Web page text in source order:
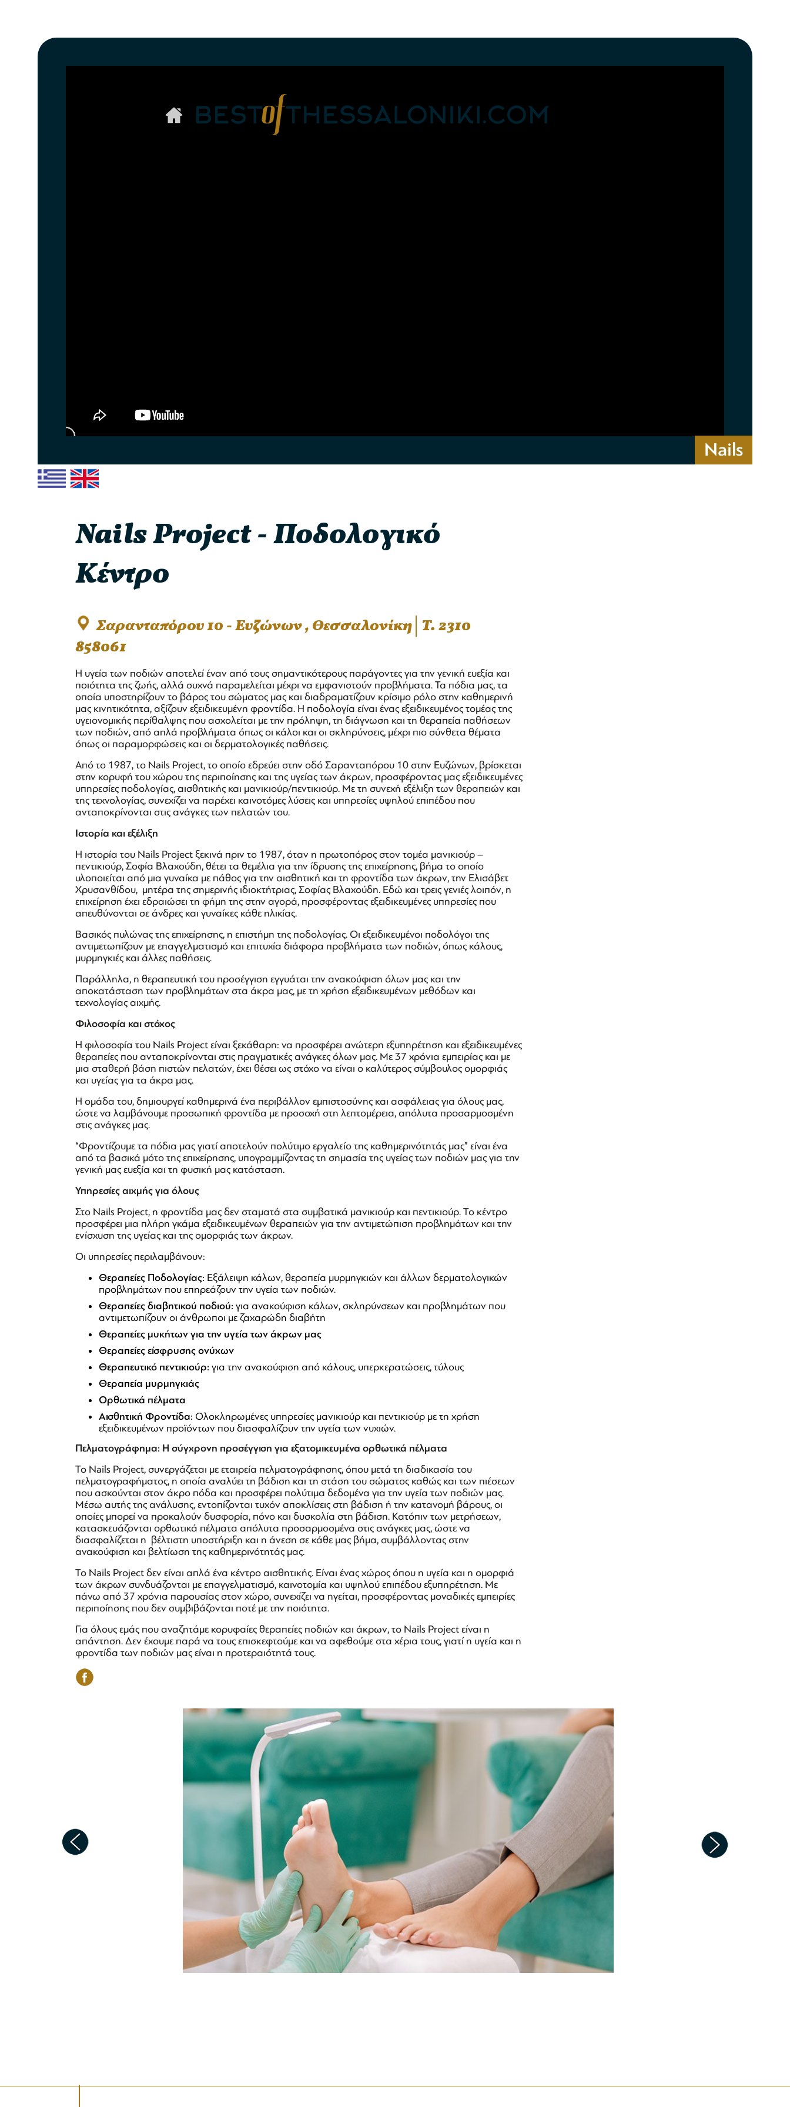
Nails
Nails Project - Ποδολογικό
Κέντρο
Σαρανταπόρου 10 - Ευζώνων , Θεσσαλονίκη T. 2310
858061
Η υγεία των ποδιών αποτελεί έναν από τους σημαντικότερους παράγοντες για την γενική ευεξία και
ποιότητα της ζωής, αλλά συχνά παραμελείται μέχρι να εμφανιστούν προβλήματα. Τα πόδια μας, τα
οποία υποστηρίζουν το βάρος του σώματος μας και διαδραματίζουν κρίσιμο ρόλο στην καθημερινή
μας κινητικότητα, αξίζουν εξειδικευμένη φροντίδα. Η ποδολογία είναι ένας εξειδικευμένος τομέας της
υγειονομικής περίθαλψης που ασχολείται με την πρόληψη, τη διάγνωση και τη θεραπεία παθήσεων
των ποδιών, από απλά προβλήματα όπως οι κάλοι και οι σκληρύνσεις, μέχρι πιο σύνθετα θέματα
όπως οι παραμορφώσεις και οι δερματολογικές παθήσεις.
Από το 1987, το Nails Project, το οποίο εδρεύει στην οδό Σαρανταπόρου 10 στην Ευζώνων, βρίσκεται
στην κορυφή του χώρου της περιποίησης και της υγείας των άκρων, προσφέροντας μας εξειδικευμένες
υπηρεσίες ποδολογίας, αισθητικής και μανικιούρ/πεντικιούρ. Με τη συνεχή εξέλιξη των θεραπειών και
της τεχνολογίας, συνεχίζει να παρέχει καινοτόμες λύσεις και υπηρεσίες υψηλού επιπέδου που
ανταποκρίνονται στις ανάγκες των πελατών του.
Ιστορία και εξέλιξη
Η ιστορία του Nails Project ξεκινά πριν το 1987, όταν η πρωτοπόρος στον τομέα μανικιούρ –
πεντικιούρ, Σοφία Βλαχούδη, θέτει τα θεμέλια για την ίδρυσης της επιχείρησης, βήμα το οποίο
υλοποιείται από μια γυναίκα με πάθος για την αισθητική και τη φροντίδα των άκρων, την Ελισάβετ
Χρυσανθίδου, μητέρα της σημερινής ιδιοκτήτριας, Σοφίας Βλαχούδη. Εδώ και τρεις γενιές λοιπόν, η
επιχείρηση έχει εδραιώσει τη φήμη της στην αγορά, προσφέροντας εξειδικευμένες υπηρεσίες που
απευθύνονται σε άνδρες και γυναίκες κάθε ηλικίας.
Βασικός πυλώνας της επιχείρησης, η επιστήμη της ποδολογίας. Οι εξειδικευμένοι ποδολόγοι της
αντιμετωπίζουν με επαγγελματισμό και επιτυχία διάφορα προβλήματα των ποδιών, όπως κάλους,
μυρμηγκιές και άλλες παθήσεις.
Παράλληλα, η θεραπευτική του προσέγγιση εγγυάται την ανακούφιση όλων μας και την
αποκατάσταση των προβλημάτων στα άκρα μας, με τη χρήση εξειδικευμένων μεθόδων και
τεχνολογίας αιχμής.
Φιλοσοφία και στόχος
Η φιλοσοφία του Nails Project είναι ξεκάθαρη: να προσφέρει ανώτερη εξυπηρέτηση και εξειδικευμένες
θεραπείες που ανταποκρίνονται στις πραγματικές ανάγκες όλων μας. Με 37 χρόνια εμπειρίας και με
μια σταθερή βάση πιστών πελατών, έχει θέσει ως στόχο να είναι ο καλύτερος σύμβουλος ομορφιάς
και υγείας για τα άκρα μας.
Η ομάδα του, δημιουργεί καθημερινά ένα περιβάλλον εμπιστοσύνης και ασφάλειας για όλους μας,
ώστε να λαμβάνουμε προσωπική φροντίδα με προσοχή στη λεπτομέρεια, απόλυτα προσαρμοσμένη
στις ανάγκες μας.
“Φροντίζουμε τα πόδια μας γιατί αποτελούν πολύτιμο εργαλείο της καθημερινότητάς μας” είναι ένα
από τα βασικά μότο της επιχείρησης, υπογραμμίζοντας τη σημασία της υγείας των ποδιών μας για την
γενική μας ευεξία και τη φυσική μας κατάσταση.
Υπηρεσίες αιχμής για όλους
Στο Nails Project, η φροντίδα μας δεν σταματά στα συμβατικά μανικιούρ και πεντικιούρ. Το κέντρο
προσφέρει μια πλήρη γκάμα εξειδικευμένων θεραπειών για την αντιμετώπιση προβλημάτων και την
ενίσχυση της υγείας και της ομορφιάς των άκρων.
Οι υπηρεσίες περιλαμβάνουν:
Θεραπείες Ποδολογίας: Εξάλειψη κάλων, θεραπεία μυρμηγκιών και άλλων δερματολογικών
προβλημάτων που επηρεάζουν την υγεία των ποδιών.
Θεραπείες διαβητικού ποδιού: για ανακούφιση κάλων, σκληρύνσεων και προβλημάτων που
αντιμετωπίζουν οι άνθρωποι με ζαχαρώδη διαβήτη
Θεραπείες μυκήτων για την υγεία των άκρων μας
Θεραπείες είσφρυσης ονύχων
Θεραπευτικό πεντικιούρ: για την ανακούφιση από κάλους, υπερκερατώσεις, τύλους
Θεραπεία μυρμηγκιάς
Ορθωτικά πέλματα
Αισθητική Φροντίδα: Ολοκληρωμένες υπηρεσίες μανικιούρ και πεντικιούρ με τη χρήση
εξειδικευμένων προϊόντων που διασφαλίζουν την υγεία των νυχιών.
Πελματογράφημα: Η σύγχρονη προσέγγιση για εξατομικευμένα ορθωτικά πέλματα
Το Nails Project, συνεργάζεται με εταιρεία πελματογράφησης, όπου μετά τη διαδικασία του
πελματογραφήματος, η οποία αναλύει τη βάδιση και τη στάση του σώματος καθώς και των πιέσεων
που ασκούνται στον άκρο πόδα και προσφέρει πολύτιμα δεδομένα για την υγεία των ποδιών μας.
Μέσω αυτής της ανάλυσης, εντοπίζονται τυχόν αποκλίσεις στη βάδιση ή την κατανομή βάρους, οι
οποίες μπορεί να προκαλούν δυσφορία, πόνο και δυσκολία στη βάδιση. Κατόπιν των μετρήσεων,
κατασκευάζονται ορθωτικά πέλματα απόλυτα προσαρμοσμένα στις ανάγκες μας, ώστε να
διασφαλίζεται η βέλτιστη υποστήριξη και η άνεση σε κάθε μας βήμα, συμβάλλοντας στην
ανακούφιση και βελτίωση της καθημερινότητάς μας.
Το Nails Project δεν είναι απλά ένα κέντρο αισθητικής. Είναι ένας χώρος όπου η υγεία και η ομορφιά
των άκρων συνδυάζονται με επαγγελματισμό, καινοτομία και υψηλού επιπέδου εξυπηρέτηση. Με
πάνω από 37 χρόνια παρουσίας στον χώρο, συνεχίζει να ηγείται, προσφέροντας μοναδικές εμπειρίες
περιποίησης που δεν συμβιβάζονται ποτέ με την ποιότητα.
Για όλους εμάς που αναζητάμε κορυφαίες θεραπείες ποδιών και άκρων, το Nails Project είναι η
απάντηση. Δεν έχουμε παρά να τους επισκεφτούμε και να αφεθούμε στα χέρια τους, γιατί η υγεία και η
φροντίδα των ποδιών μας είναι η προτεραιότητά τους.